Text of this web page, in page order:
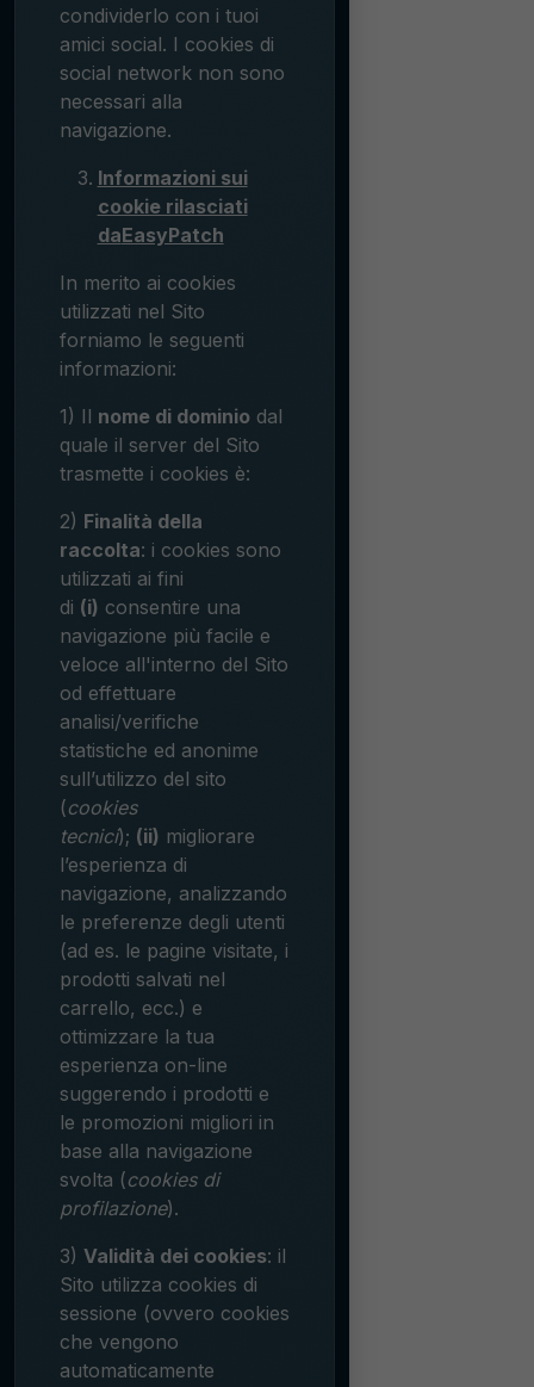
condividerlo con i tuoi
amici social. I cookies di
social network non sono
necessari alla
navigazione.
Informazioni sui
cookie rilasciati
daEasyPatch
In merito ai cookies
utilizzati nel Sito
forniamo le seguenti
informazioni:
1) Il nome di dominiodal
quale il server del Sito
trasmette i cookies è:
2) Finalità della
raccolta: i cookies sono
utilizzati ai fini
di (i) consentire una
navigazione più facile e
veloce all'interno del Sito
od effettuare
analisi/verifiche
statistiche ed anonime
sull’utilizzo del sito
(cookies
tecnici); (ii) migliorare
l’esperienza di
navigazione, analizzando
le preferenze degli utenti
(ad es. le pagine visitate, i
prodotti salvati nel
carrello, ecc.) e
ottimizzare la tua
esperienza on-line
suggerendo i prodotti e
le promozioni migliori in
base alla navigazione
svolta (cookies di
profilazione).
3) Validità dei cookies: il
Sito utilizza cookies di
sessione (ovvero cookies
che vengono
automaticamente